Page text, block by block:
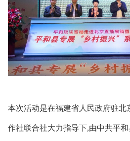
本次活动是在福建省人民政府驻北
作社联合社大力指导下,由中共平